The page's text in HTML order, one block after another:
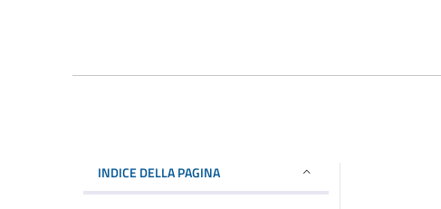
INDICE DELLA PAGINA